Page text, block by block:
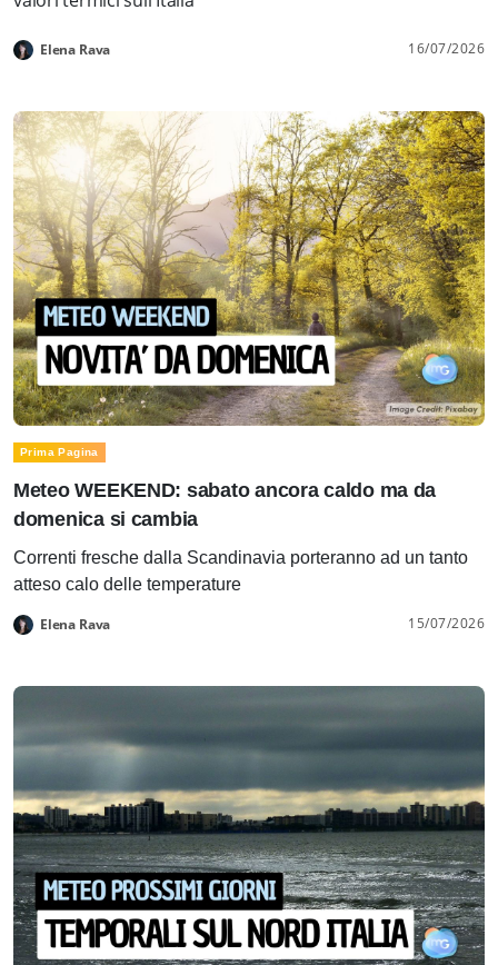
Elena Rava 16/07/2026
Prima Pagina
Meteo WEEKEND: sabato ancora caldo ma da
domenica si cambia
Correnti fresche dalla Scandinavia porteranno ad un tanto
atteso calo delle temperature
Elena Rava 15/07/2026